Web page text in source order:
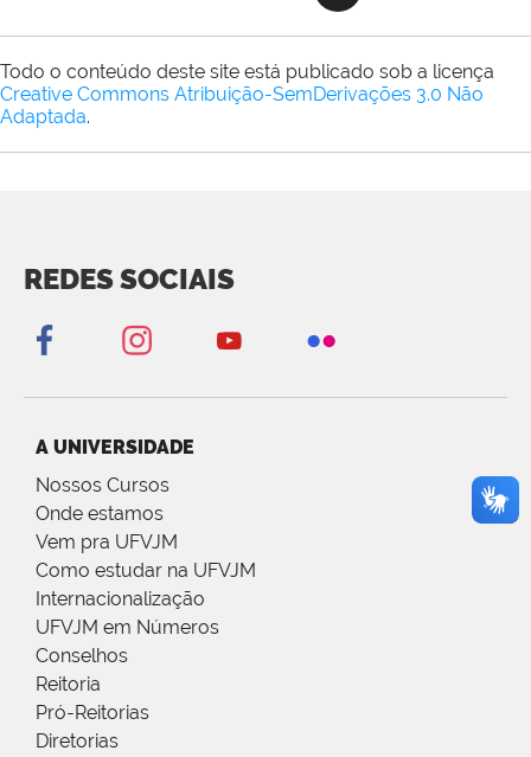
Todo o conteúdo deste site está publicado sob a licença
Creative Commons Atribuição-SemDerivações 3.0 Não
Adaptada.
REDES SOCIAIS
A UNIVERSIDADE
Nossos Cursos
Onde estamos
Vem pra UFVJM
Como estudar na UFVJM
Internacionalização
UFVJM em Números
Conselhos
Reitoria
Pró-Reitorias
Diretorias